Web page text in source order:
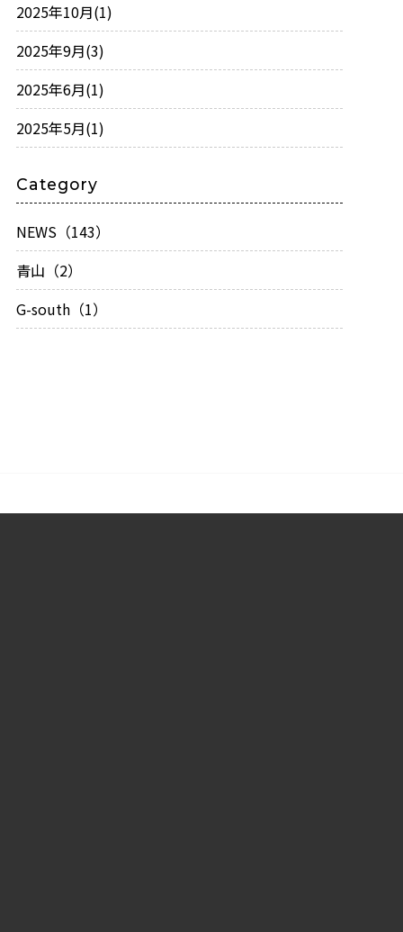
2025年10月(1)
2025年9月(3)
2025年6月(1)
2025年5月(1)
Category
NEWS（143）
青山（2）
G-south（1）